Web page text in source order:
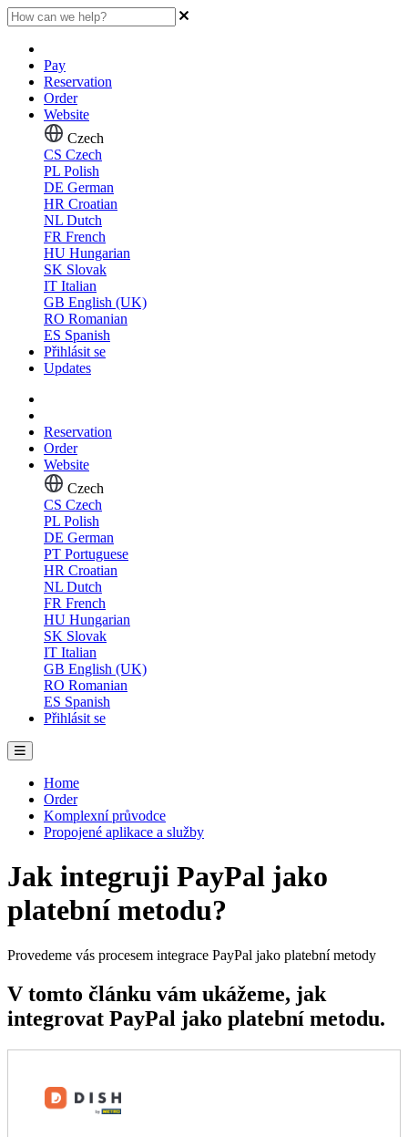
Pay
Reservation
Order
Website
Czech
CS Czech
PL Polish
DE German
HR Croatian
NL Dutch
FR French
HU Hungarian
SK Slovak
IT Italian
GB English (UK)
RO Romanian
ES Spanish
Přihlásit se
Updates
Reservation
Order
Website
Czech
CS Czech
PL Polish
DE German
PT Portuguese
HR Croatian
NL Dutch
FR French
HU Hungarian
SK Slovak
IT Italian
GB English (UK)
RO Romanian
ES Spanish
Přihlásit se
Home
Order
Komplexní průvodce
Propojené aplikace a služby
Jak integruji PayPal jako
platební metodu?
Provedeme vás procesem integrace PayPal jako platební metody
V tomto článku vám ukážeme, jak
integrovat PayPal jako platební metodu.